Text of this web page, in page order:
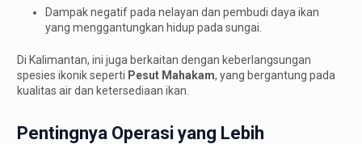
Dampak negatif pada nelayan dan pembudi daya ikan
yang menggantungkan hidup pada sungai.
Di Kalimantan, ini juga berkaitan dengan keberlangsungan
spesies ikonik seperti Pesut Mahakam, yang bergantung pada
kualitas air dan ketersediaan ikan.
Pentingnya Operasi yang Lebih